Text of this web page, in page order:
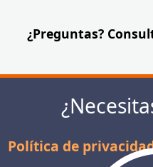
¿Preguntas?
Política de